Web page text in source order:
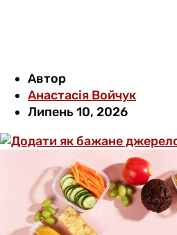
Автор
Анастасія Войчук
Липень 10, 2026